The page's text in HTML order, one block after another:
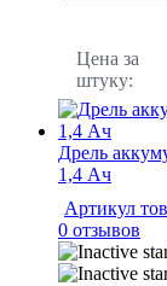
Цена за
штуку:
Дрель
1,4 Ач
Артикул
0 отзывов